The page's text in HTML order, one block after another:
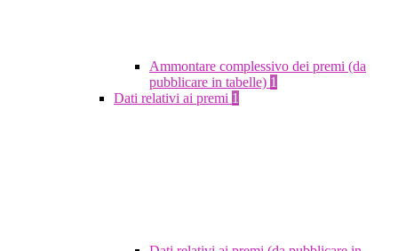
Ammontare complessivo dei premi (da
pubblicare in tabelle) 1
Dati relativi ai premi 1